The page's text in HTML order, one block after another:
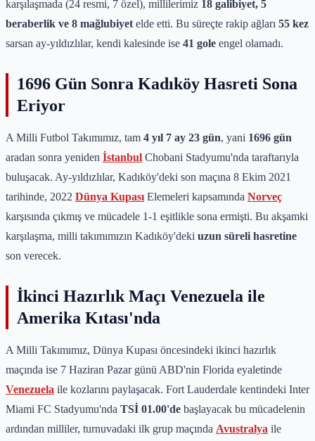
karşılaşmada (24 resmi, 7 özel), millilerimiz 18 galibiyet, 5
beraberlik ve 8 mağlubiyet elde etti. Bu süreçte rakip ağları 55 kez
sarsan ay-yıldızlılar, kendi kalesinde ise 41 gole engel olamadı.
1696 Gün Sonra Kadıköy Hasreti Sona
Eriyor
A Milli Futbol Takımımız, tam 4 yıl 7 ay 23 gün, yani 1696 gün
aradan sonra yeniden İstanbul Chobani Stadyumu'nda taraftarıyla
buluşacak. Ay-yıldızlılar, Kadıköy'deki son maçına 8 Ekim 2021
tarihinde, 2022 Dünya Kupası Elemeleri kapsamında Norveç
karşısında çıkmış ve mücadele 1-1 eşitlikle sona ermişti. Bu akşamki
karşılaşma, milli takımımızın Kadıköy'deki uzun süreli hasretine
son verecek.
İkinci Hazırlık Maçı Venezuela ile
Amerika Kıtası'nda
A Milli Takımımız, Dünya Kupası öncesindeki ikinci hazırlık
maçında ise 7 Haziran Pazar günü ABD'nin Florida eyaletinde
Venezuela ile kozlarını paylaşacak. Fort Lauderdale kentindeki Inter
Miami FC Stadyumu'nda TSİ 01.00'de başlayacak bu mücadelenin
ardından milliler, turnuvadaki ilk grup maçında Avustralya ile